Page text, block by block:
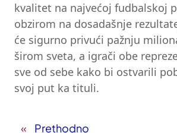
kvalitet na najvećoj fudbalskoj
obzirom na dosadašnje
će sigurno privući pažnju
širom sveta, a igrači obe
sve od sebe kako bi ostvarili
svoj put ka tituli.
« Prethodno